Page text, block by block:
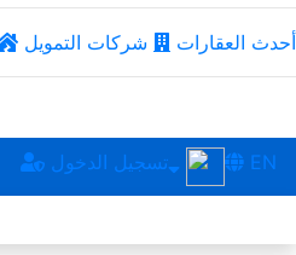
أحدث العقارات شركات التمويل
تسجيل الدخول EN